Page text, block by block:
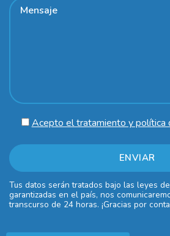
Acepto el tratamiento y política
Tus datos serán tratados bajo las leyes
garantizadas en el país, nos
transcurso de 24 horas. ¡Gracias por